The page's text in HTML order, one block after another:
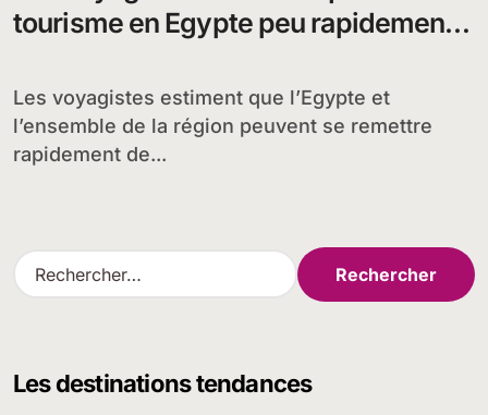
tourisme en Egypte peu rapidement
Les voyagistes estiment que l’Egypte et
l’ensemble de la région peuvent se remettre
rapidement de...
R
e
rLes destinations tendances